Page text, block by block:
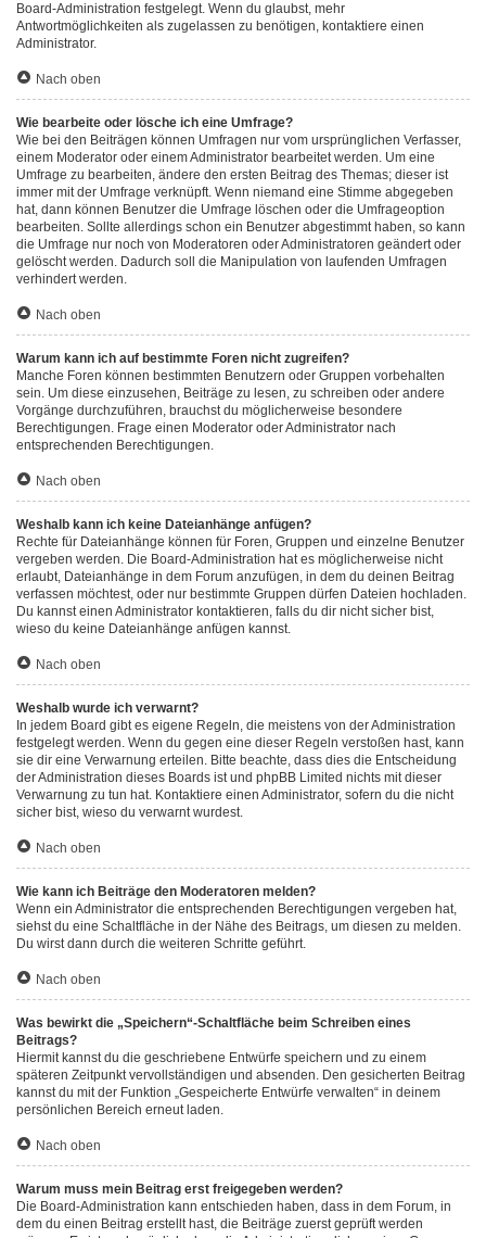
Board-Administration festgelegt. Wenn du glaubst, mehr
Antwortmöglichkeiten als zugelassen zu benötigen, kontaktiere einen
Administrator.
Nach oben
Wie bearbeite oder lösche ich eine Umfrage?
Wie bei den Beiträgen können Umfragen nur vom ursprünglichen Verfasser,
einem Moderator oder einem Administrator bearbeitet werden. Um eine
Umfrage zu bearbeiten, ändere den ersten Beitrag des Themas; dieser ist
immer mit der Umfrage verknüpft. Wenn niemand eine Stimme abgegeben
hat, dann können Benutzer die Umfrage löschen oder die Umfrageoption
bearbeiten. Sollte allerdings schon ein Benutzer abgestimmt haben, so kann
die Umfrage nur noch von Moderatoren oder Administratoren geändert oder
gelöscht werden. Dadurch soll die Manipulation von laufenden Umfragen
verhindert werden.
Nach oben
Warum kann ich auf bestimmte Foren nicht zugreifen?
Manche Foren können bestimmten Benutzern oder Gruppen vorbehalten
sein. Um diese einzusehen, Beiträge zu lesen, zu schreiben oder andere
Vorgänge durchzuführen, brauchst du möglicherweise besondere
Berechtigungen. Frage einen Moderator oder Administrator nach
entsprechenden Berechtigungen.
Nach oben
Weshalb kann ich keine Dateianhänge anfügen?
Rechte für Dateianhänge können für Foren, Gruppen und einzelne Benutzer
vergeben werden. Die Board-Administration hat es möglicherweise nicht
erlaubt, Dateianhänge in dem Forum anzufügen, in dem du deinen Beitrag
verfassen möchtest, oder nur bestimmte Gruppen dürfen Dateien hochladen.
Du kannst einen Administrator kontaktieren, falls du dir nicht sicher bist,
wieso du keine Dateianhänge anfügen kannst.
Nach oben
Weshalb wurde ich verwarnt?
In jedem Board gibt es eigene Regeln, die meistens von der Administration
festgelegt werden. Wenn du gegen eine dieser Regeln verstoßen hast, kann
sie dir eine Verwarnung erteilen. Bitte beachte, dass dies die Entscheidung
der Administration dieses Boards ist und phpBB Limited nichts mit dieser
Verwarnung zu tun hat. Kontaktiere einen Administrator, sofern du die nicht
sicher bist, wieso du verwarnt wurdest.
Nach oben
Wie kann ich Beiträge den Moderatoren melden?
Wenn ein Administrator die entsprechenden Berechtigungen vergeben hat,
siehst du eine Schaltfläche in der Nähe des Beitrags, um diesen zu melden.
Du wirst dann durch die weiteren Schritte geführt.
Nach oben
Was bewirkt die „Speichern“-Schaltfläche beim Schreiben eines
Beitrags?
Hiermit kannst du die geschriebene Entwürfe speichern und zu einem
späteren Zeitpunkt vervollständigen und absenden. Den gesicherten Beitrag
kannst du mit der Funktion „Gespeicherte Entwürfe verwalten“ in deinem
persönlichen Bereich erneut laden.
Nach oben
Warum muss mein Beitrag erst freigegeben werden?
Die Board-Administration kann entschieden haben, dass in dem Forum, in
dem du einen Beitrag erstellt hast, die Beiträge zuerst geprüft werden